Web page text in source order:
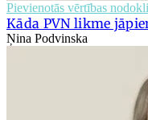
Pievienotās vērtības
Kāda PVN likme
Ņina Podvinska